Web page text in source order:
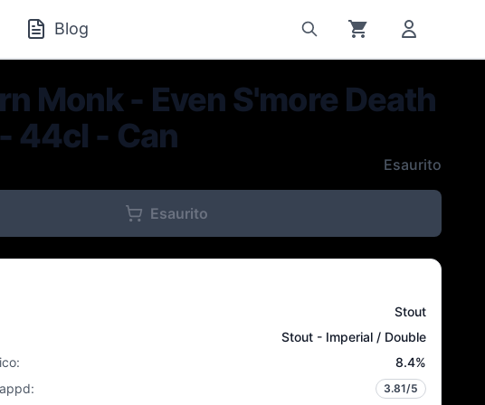
Blog
Monk - Even S'more Death
44cl - Can
Esaurito
Esaurito
Stout
Stout - Imperial / Double
: 8.4%
: 3.81/5